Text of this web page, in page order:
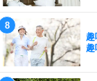
趣
趣